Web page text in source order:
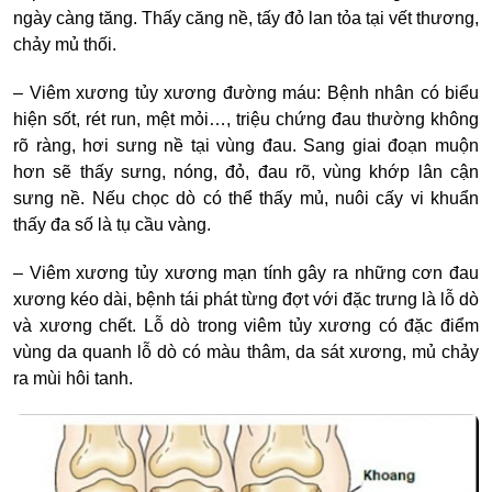
ngày càng tăng. Thấy căng nề, tấy đỏ lan tỏa tại vết thương,
chảy mủ thối.
– Viêm xương tủy xương đường máu: Bệnh nhân có biểu
hiện sốt, rét run, mệt mỏi…, triệu chứng đau thường không
rõ ràng, hơi sưng nề tại vùng đau. Sang giai đoạn muộn
hơn sẽ thấy sưng, nóng, đỏ, đau rõ, vùng khớp lân cận
sưng nề. Nếu chọc dò có thể thấy mủ, nuôi cấy vi khuẩn
thấy đa số là tụ cầu vàng.
– Viêm xương tủy xương mạn tính gây ra những cơn đau
xương kéo dài, bệnh tái phát từng đợt với đặc trưng là lỗ dò
và xương chết. Lỗ dò trong viêm tủy xương có đặc điểm
vùng da quanh lỗ dò có màu thâm, da sát xương, mủ chảy
ra mùi hôi tanh.